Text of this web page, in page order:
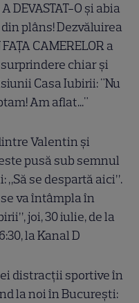
DEVASTAT-O și abia
plâns! Dezvăluirea
CAMERELOR a
chiar și
Casa Iubirii: "Nu
Am aflat..."
Valentin și
pusă sub semnul
„Să se despartă aici”.
va întâmpla în
joi, 30 iulie, de la
la Kanal D
distracții sportive în
la noi în București: